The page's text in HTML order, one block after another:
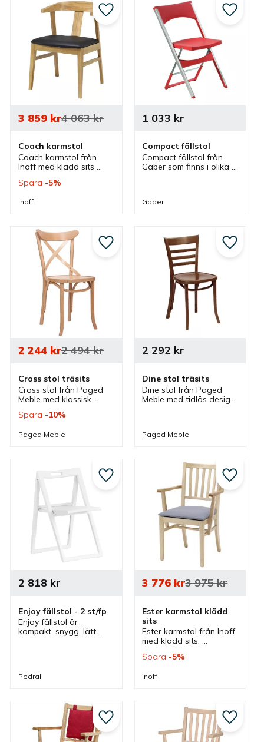
till i favoriter
Coach karmstol
Coach karmstol från
Inoff med klädd sits
och klädselval. Praktisk
som är
3 859kr4 063kr
Spara 5%
Inoff
Lägg till i favoriter
Compact fällstol
Compact fällstol från
Gaber som finns i olika
som stolsvagn och
1 033 kr
Gaber
Lägg
till i favoriter
Cross stol träsits
Cross stol från Paged
Meble med klassisk
i ryggen. En stol som
cafestol, restaurangstol
2 244kr2 494kr
Spara 10%
Paged Meble
Lägg till i favoriter
Dine stol träsits
Dine stol från Paged
Meble med tidlös design
restaurangstol och
2 292 kr
Paged Meble
Lägg
till i favoriter
Enjoy fällstol - 2 st/fp
Enjoy fällstol är
kompakt, snygg, lätt
inomhus som utomhus.
2 818kr
Pedrali
Lägg till i favoriter
Ester karmstol klädd
sits
Ester karmstol från Inoff
med klädd sits.
serie som är anpassad
innehåller flera
3 776 kr3 975kr
Spara 5%
Inoff
Lägg
till i favoriter Lägg till i favoriter Lägg